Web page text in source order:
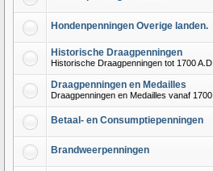
Hondenpenningen Overige landen.
Historische Draagpenningen
Historische Draagpenningen tot 1700 A.D
Draagpenningen en Medailles
Draagpenningen en Medailles vanaf
Betaal- en Consumptiepenningen
Brandweerpenningen